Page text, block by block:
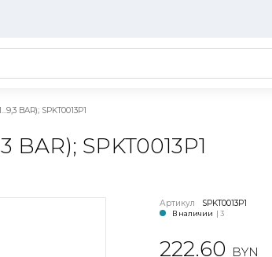
BAR); SPKT0013P1
SPKT0013P1
Артикул SPKT0013P1
В наличии | 3
222.60 BYN